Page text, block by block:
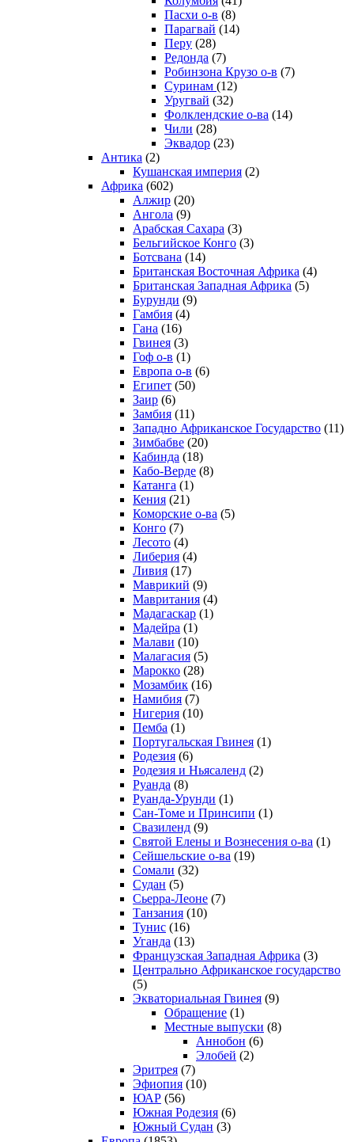
Пасхи о-в (8)
Парагвай (14)
Перу (28)
Редонда (7)
Робинзона Крузо о-в (7)
Суринам (12)
Уругвай (32)
Фолклендские о-ва (14)
Чили (28)
Эквадор (23)
Антика (2)
Кушанская империя (2)
Африка (602)
Алжир (20)
Ангола (9)
Арабская Сахара (3)
Бельгийское Конго (3)
Ботсвана (14)
Британская Восточная Африка (4)
Британская Западная Африка (5)
Бурунди (9)
Гамбия (4)
Гана (16)
Гвинея (3)
Гоф о-в (1)
Европа о-в (6)
Египет (50)
Заир (6)
Замбия (11)
Западно Африканское Государство (11)
Зимбабве (20)
Кабинда (18)
Кабо-Верде (8)
Катанга (1)
Кения (21)
Коморcкие о-ва (5)
Конго (7)
Лесото (4)
Либерия (4)
Ливия (17)
Маврикий (9)
Мавритания (4)
Мадагаскар (1)
Мадейра (1)
Малави (10)
Малагасия (5)
Марокко (28)
Мозамбик (16)
Намибия (7)
Нигерия (10)
Пемба (1)
Португальская Гвинея (1)
Родезия (6)
Родезия и Ньясаленд (2)
Руанда (8)
Руанда-Урунди (1)
Сан-Томе и Принсипи (1)
Свазиленд (9)
Святой Елены и Вознесения о-ва (1)
Сейшельские о-ва (19)
Сомали (32)
Судан (5)
Сьерра-Леоне (7)
Танзания (10)
Тунис (16)
Уганда (13)
Французская Западная Африка (3)
Центрально Африканское государство
(5)
Экваториальная Гвинея (9)
Обращение (1)
Местные выпуски (8)
Аннобон (6)
Элобей (2)
Эритрея (7)
Эфиопия (10)
ЮАР (56)
Южная Родезия (6)
Южный Судан (3)